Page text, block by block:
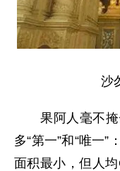
沙
果阿人毫不掩
多“第一”和“唯一
面积最小，但人